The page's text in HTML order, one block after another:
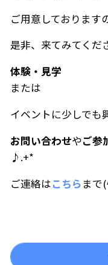
ご用意しております
是非、来てみてくだ
体験・見学
または
イベントに少しでも
お問い合わせやご参
♪.+*
ご連絡はこちら ま